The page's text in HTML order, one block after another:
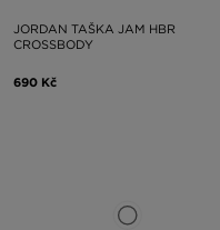
JORDAN TAŠKA JAM HBR
CROSSBODY
690 Kč